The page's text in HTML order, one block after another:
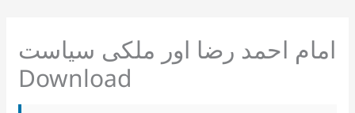
امام احمد رضا اور ملکی سیاست
Download